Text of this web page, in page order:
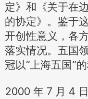
定》和《关于在
的协定》。鉴于
开创性意义，各
落实情况。五国
冠以“上海五国”的
2000 年 7 月 4